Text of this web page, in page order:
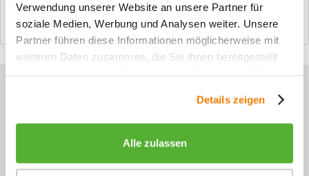
Verwendung unserer Website an unsere Partner für
soziale Medien, Werbung und Analysen weiter. Unsere
Partner führen diese Informationen möglicherweise mit
weiteren Daten zusammen, die Sie ihnen bereitgestellt
Details zeigen
Alle zulassen
Bewertungen
0
Bewertungen lesen, schreiben und diskutieren...mehr
Sie haben Fragen zu unseren
+49 (0)4244 965 34 04
Mo - Do, 09:00 - 16:00 Uhr
und Fr, 09:00 - 13:00 Uhr